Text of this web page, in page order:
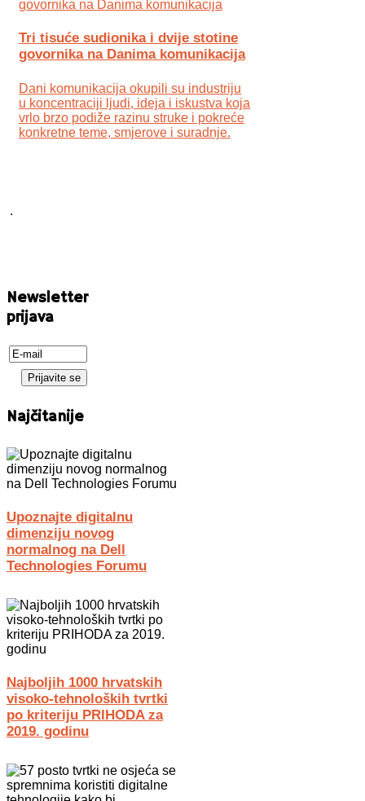
Tri tisuće sudionika i dvije stotine
govornika na Danima komunikacija
Dani komunikacija okupili su industriju
u koncentraciji ljudi, ideja i iskustva koja
vrlo brzo podiže razinu struke i pokreće
konkretne teme, smjerove i suradnje.
.
Newsletter
prijava
Najčitanije
Upoznajte digitalnu
dimenziju novog
normalnog na Dell
Technologies Forumu
Najboljih 1000 hrvatskih
visoko-tehnoloških tvrtki
po kriteriju PRIHODA za
2019. godinu